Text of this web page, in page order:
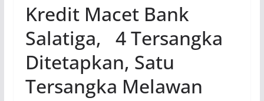
Kredit Macet Bank
Salatiga, 4 Tersangka
Ditetapkan, Satu
Tersangka Melawan